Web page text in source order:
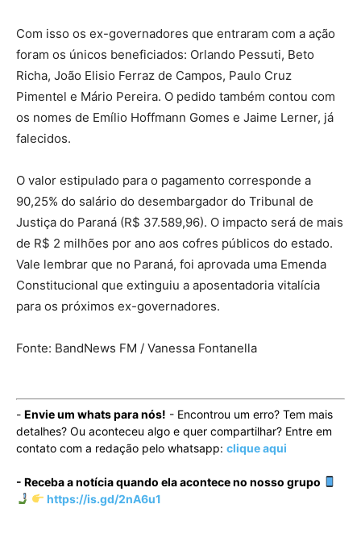
Com isso os ex-governadores que entraram com a ação
foram os únicos beneficiados: Orlando Pessuti, Beto
Richa, João Elisio Ferraz de Campos, Paulo Cruz
Pimentel e Mário Pereira. O pedido também contou com
os nomes de Emílio Hoffmann Gomes e Jaime Lerner, já
falecidos.
O valor estipulado para o pagamento corresponde a
90,25% do salário do desembargador do Tribunal de
Justiça do Paraná (R$ 37.589,96). O impacto será de mais
de R$ 2 milhões por ano aos cofres públicos do estado.
Vale lembrar que no Paraná, foi aprovada uma Emenda
Constitucional que extinguiu a aposentadoria vitalícia
para os próximos ex-governadores.
Fonte: BandNews FM / Vanessa Fontanella
- Envie um whats para nós! - Encontrou um erro? Tem mais
detalhes? Ou aconteceu algo e quer compartilhar? Entre em
contato com a redação pelo whatsapp: clique aqui
- Receba a notícia quando ela acontece no nosso grupo
https://is.gd/2nA6u1